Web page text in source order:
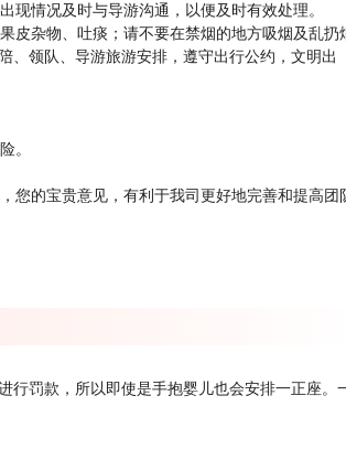
情况及时与导游沟通，以便及时有效处理。
皮杂物、吐痰；请不要在禁烟的地方吸烟及乱扔
、领队、导游旅游安排，遵守出行公约，文明出
。
您的宝贵意见，有利于我司更好地完善和提高团
行罚款，所以即使是手抱婴儿也会安排一正座。